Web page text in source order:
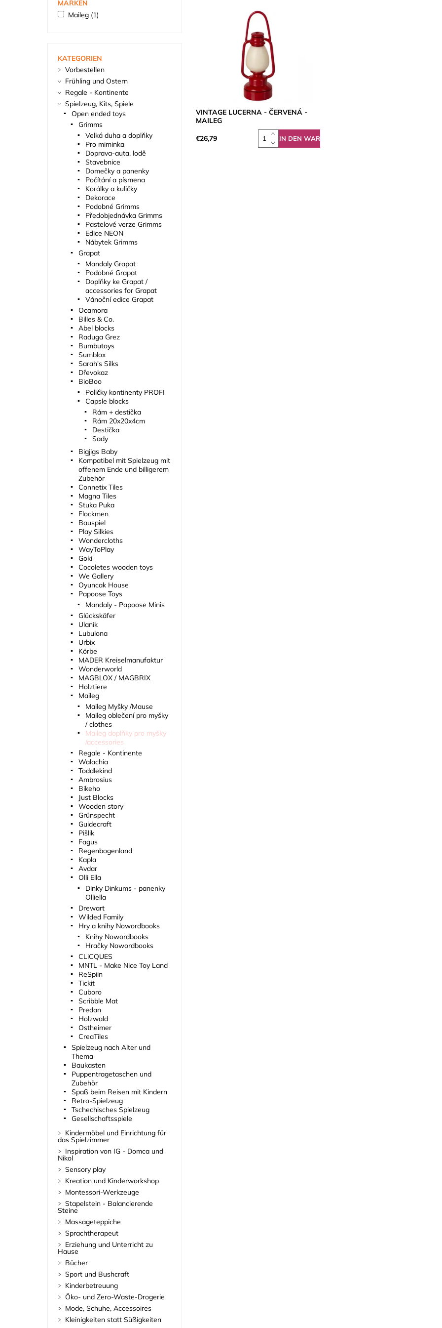
VINTAGE LUCERNA - ČERVENÁ -
MAILEG
€26,79
MARKEN
Maileg (1)
KATEGORIEN
Vorbestellen
Frühling und Ostern
Regale - Kontinente
Spielzeug, Kits, Spiele
Open ended toys
Grimms
Velká duha a doplňky
Pro miminka
Doprava-auta, lodě
Stavebnice
Domečky a panenky
Počítání a písmena
Korálky a kuličky
Dekorace
Podobné Grimms
Předobjednávka Grimms
Pastelové verze Grimms
Edice NEON
Nábytek Grimms
Grapat
Mandaly Grapat
Podobné Grapat
Doplňky ke Grapat /
accessories for Grapat
Vánoční edice Grapat
Ocamora
Billes & Co.
Abel blocks
Raduga Grez
Bumbutoys
Sumblox
Sarah's Silks
Dřevokaz
BioBoo
Poličky kontinenty PROFI
Capsle blocks
Rám + destička
Rám 20x20x4cm
Destička
Sady
Bigjigs Baby
Kompatibel mit Spielzeug mit
offenem Ende und billigerem
Zubehör
Connetix Tiles
Magna Tiles
Stuka Puka
Flockmen
Bauspiel
Play Silkies
Wondercloths
WayToPlay
Goki
Cocoletes wooden toys
We Gallery
Oyuncak House
Papoose Toys
Mandaly - Papoose Minis
Glückskäfer
Ulanik
Lubulona
Urbix
Körbe
MADER Kreiselmanufaktur
Wonderworld
MAGBLOX / MAGBRIX
Holztiere
Maileg
Maileg Myšky /Mause
Maileg oblečení pro myšky
/ clothes
Maileg doplňky pro myšky
/accessories
Regale - Kontinente
Walachia
Toddlekind
Ambrosius
Bikeho
Just Blocks
Wooden story
Grünspecht
Guidecraft
Pišlik
Fagus
Regenbogenland
Kapla
Avdar
Olli Ella
Dinky Dinkums - panenky
Olliella
Drewart
Wilded Family
Hry a knihy Nowordbooks
Knihy Nowordbooks
Hračky Nowordbooks
CLiCQUES
MNTL - Make Nice Toy Land
ReSpiin
Tickit
Cuboro
Scribble Mat
Predan
Holzwald
Ostheimer
CreaTiles
Spielzeug nach Alter und
Thema
Baukasten
Puppentragetaschen und
Zubehör
Spaß beim Reisen mit Kindern
Retro-Spielzeug
Tschechisches Spielzeug
Gesellschaftsspiele
Kindermöbel und Einrichtung für
das Spielzimmer
Inspiration von IG - Domca und
Nikol
Sensory play
Kreation und Kinderworkshop
Montessori-Werkzeuge
Stapelstein - Balancierende
Steine
Massageteppiche
Sprachtherapeut
Erziehung und Unterricht zu
Hause
Bücher
Sport und Bushcraft
Kinderbetreuung
Öko- und Zero-Waste-Drogerie
Mode, Schuhe, Accessoires
Kleinigkeiten statt Süßigkeiten